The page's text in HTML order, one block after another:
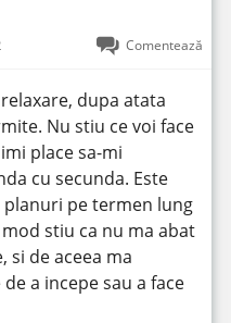
Comentează
dupa atata
Nu stiu ce voi face
place sa-mi
cu secunda. Este
planuri pe termen lung
stiu ca nu ma abat
si de aceea ma
a incepe sau a face